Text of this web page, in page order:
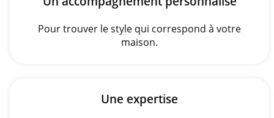
Pour trouver le style qui correspond à votre
maison.
Une expertise